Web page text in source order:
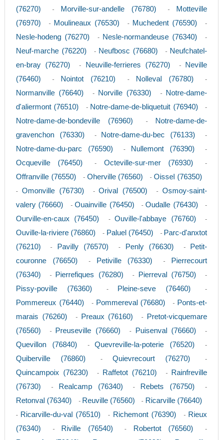
(76270)
- Morville-sur-andelle (76780) -
Motteville
(76970)
- Moulineaux (76530) - Muchedent (76590) -
Nesle-hodeng (76270) - Nesle-normandeuse (76340) -
Neuf-marche (76220) - Neufbosc (76680) - Neufchatel-
en-bray (76270)
- Neuville-ferrieres (76270) -
Neville
(76460)
- Nointot (76210) - Nolleval (76780) -
Normanville (76640) - Norville (76330) -
Notre-dame-
d'aliermont (76510)
- Notre-dame-de-bliquetuit (76940) -
Notre-dame-de-bondeville (76960) -
Notre-dame-de-
gravenchon (76330)
- Notre-dame-du-bec (76133) -
Notre-dame-du-parc (76590) - Nullemont (76390) -
Ocqueville (76450) - Octeville-sur-mer (76930) -
Offranville (76550) - Oherville (76560) -Oissel (76350)
- Omonville (76730) -Orival (76500) -Osmoy-saint-
valery (76660)
-Ouainville (76450) -Oudalle (76430) -
Ourville-en-caux (76450) -Ouville-l'abbaye (76760) -
Ouville-la-riviere (76860) - Paluel (76450) - Parc-d'anxtot
(76210)
- Pavilly (76570) - Penly (76630) -
Petit-
couronne (76650)
- Petiville (76330) -
Pierrecourt
(76340)
- Pierrefiques (76280) - Pierreval (76750) -
Pissy-poville (76360) - Pleine-seve (76460) -
Pommereux (76440) - Pommereval (76680) - Ponts-et-
marais (76260)
- Preaux (76160) -
Pretot-vicquemare
(76560)
- Preuseville (76660) - Puisenval (76660) -
Quevillon (76840) -Quevreville-la-poterie (76520) -
Quiberville (76860) - Quievrecourt (76270) -
Quincampoix (76230) - Raffetot (76210) -
Rainfreville
(76730)
- Realcamp (76340) - Rebets (76750) -
Retonval (76340) - Reuville (76560) - Ricarville (76640)
- Ricarville-du-val (76510) - Richemont (76390) - Rieux
(76340)
- Riville (76540) - Robertot (76560) -